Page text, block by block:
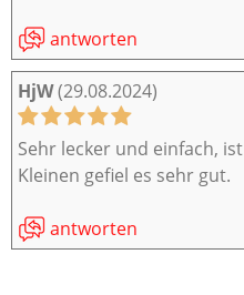
antworten
HjW(29.08.2024)
Sehr lecker und einfach,
Kleinen gefiel es sehr gut.
antworten